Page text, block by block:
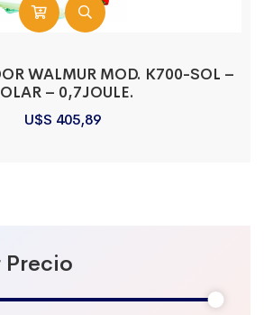
Precio
WALMUR MOD. K700-SOL –
– 0,7JOULE.
U$S 405,89